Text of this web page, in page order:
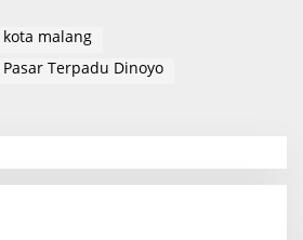
kota malang
Pasar Terpadu Dinoyo